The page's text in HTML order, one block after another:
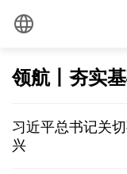
领航丨夯实
习近平总书记关
兴